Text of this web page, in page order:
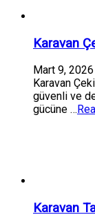
Karavan
Mart 9, 2026
Karavan
güvenli ve
gücüne …
Karavan